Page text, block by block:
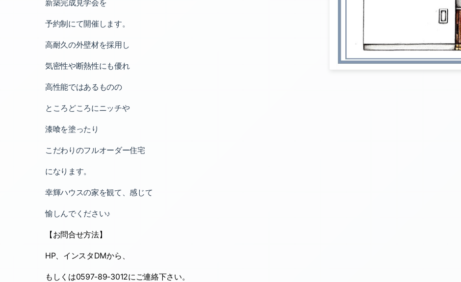
新築完成見学会を
予約制にて開催します。
高耐久の外壁材を採用し
気密性や断熱性にも優れ
高性能ではあるものの
ところどころにニッチや
漆喰を塗ったり
こだわりのフルオーダー住宅
になります。
幸輝ハウスの家を観て、感じて
愉しんでください♪
【お問合せ方法】
HP、インスタDMから、
もしくは0597-89-3012にご連絡下さい。